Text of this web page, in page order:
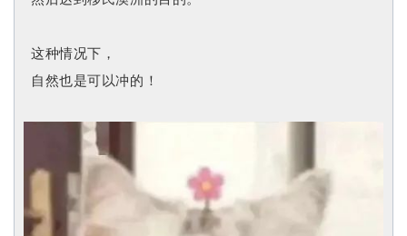
这种情况下，
自然也是可以冲的！